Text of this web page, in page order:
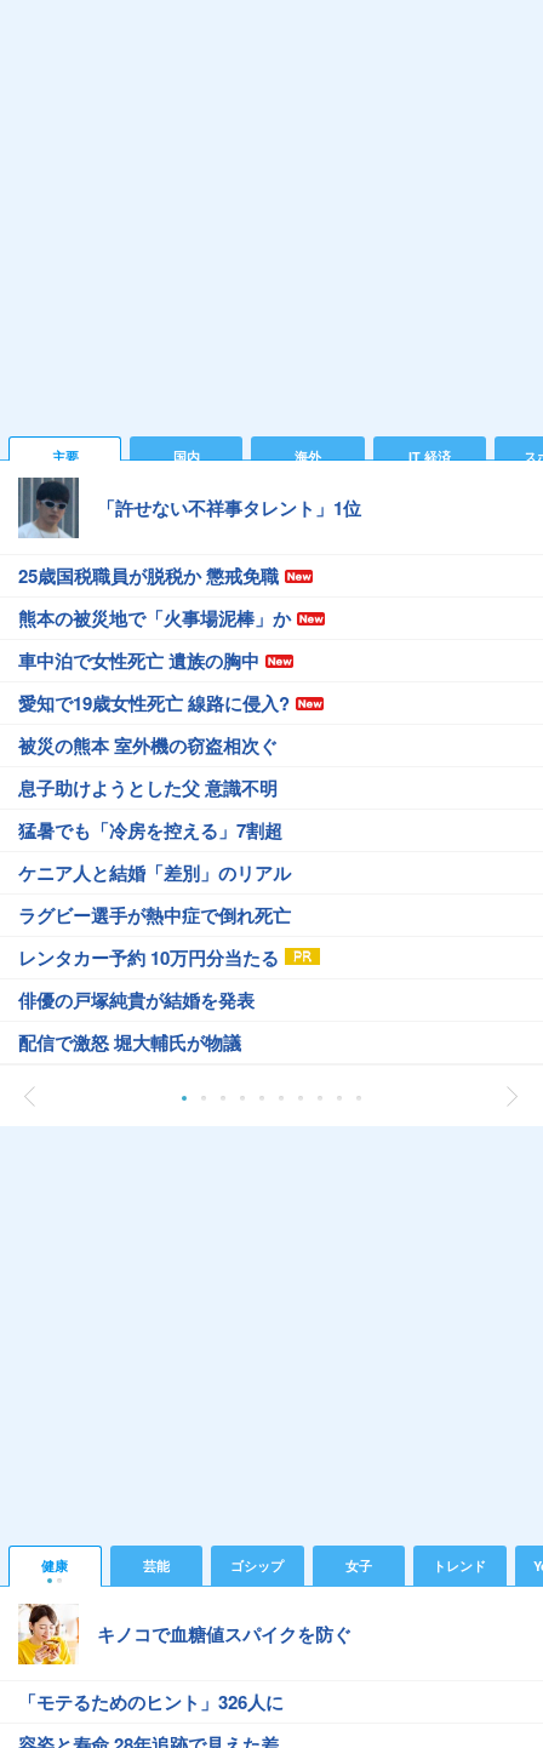
主要 国内 海外 IT 経済 ス
「許せない不祥事タレント」1位
25歳国税職員が脱税か 懲戒免職
熊本の被災地で「火事場泥棒」か
車中泊で女性死亡 遺族の胸中
愛知で19歳女性死亡 線路に侵入?
被災の熊本 室外機の窃盗相次ぐ
息子助けようとした父 意識不明
猛暑でも「冷房を控える」7割超
ケニア人と結婚「差別」のリアル
ラグビー選手が熱中症で倒れ死亡
レンタカー予約 10万円分当たる
俳優の戸塚純貴が結婚を発表
配信で激怒 堀大輔氏が物議
健康 芸能 ゴシップ 女子 トレンド
キノコで血糖値スパイクを防ぐ
「モテるためのヒント」326人に